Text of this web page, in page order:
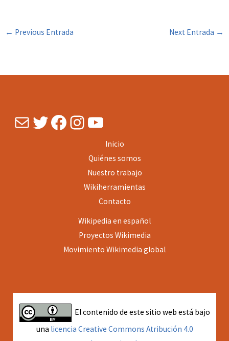
← Previous Entrada Next Entrada →
MailTwitter
Facebook
Instagram
YouTube
Inicio
Quiénes somos
Nuestro trabajo
Wikiherramientas
Contacto
Wikipedia en español
Proyectos Wikimedia
Movimiento Wikimedia global
El contenido de este sitio web está bajo
una licencia Creative Commons Atribución 4.0